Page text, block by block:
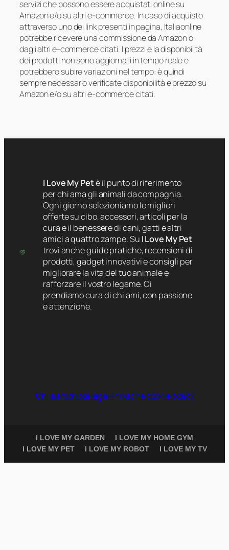
servizi che possono essere acquistati online su
Amazon e/o su altri e-commerce. In caso di acquisto
attraverso uno dei link presenti in pagina, Italiaonline
potrebbe ricevere una commissione da Amazon o
dagli altri e-commerce citati. I prezzi e la disponibilità
dei prodotti non sono aggiornati in tempo reale e
potrebbero subire variazioni nel tempo: è quindi
sempre necessario verificate disponibilità e prezzo su
Amazon e/o su altri e-commerce citati.
I Love My Petè il punto di riferimento
per chi ama gli animali da compagnia.
Ogni giorno selezioniamo le migliori
offerte su cibo, accessori, articoli per la
cura e il benessere di cani, gatti e altri
amici a quattro zampe. Su I Love My Pet
trovi anche guide pratiche, recensioni di
prodotti, gadget innovativi e consigli per
migliorare la vita del tuo animale e
rafforzare il vostro legame. Ci
prendiamo cura di chi ami, con passione
e attenzione.
Chi siamoNote legaliPrivacy e cookie policy
I LOVE MY GARDEN
I LOVE MY HOME GYM
I LOVE MY PET
I LOVE MY ROBOT I LOVE MY TV